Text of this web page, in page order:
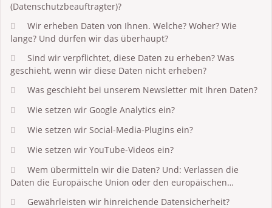
(Datenschutzbeauftragter)?
Wir erheben Daten von Ihnen. Welche? Woher? Wie
lange? Und dürfen wir das überhaupt?
Sind wir verpflichtet, diese Daten zu erheben? Was
geschieht, wenn wir diese Daten nicht erheben?
Was geschieht bei unserem Newsletter mit Ihren Daten?
Wie setzen wir Google Analytics ein?
Wie setzen wir Social-Media-Plugins ein?
Wie setzen wir YouTube-Videos ein?
Wem übermitteln wir die Daten? Und: Verlassen die
Daten die Europäische Union oder den europäischen
Gewährleisten wir hinreichende Datensicherheit?